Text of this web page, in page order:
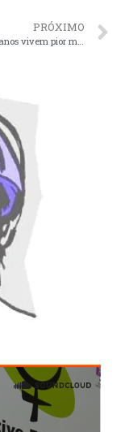
PRÓXIMO